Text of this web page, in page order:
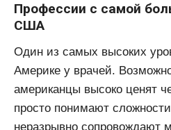
Профессии с самой
США
Один из самых высоких
Америке у врачей.
американцы высоко ценят
просто понимают
неразрывно сопровождают